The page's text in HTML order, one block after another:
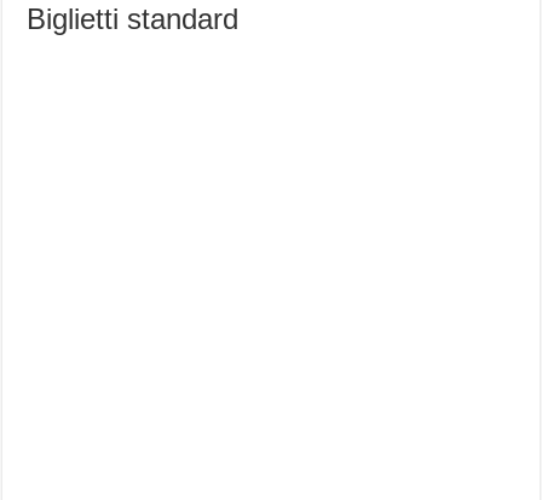
Biglietti standard